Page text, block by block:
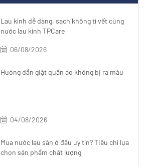
Lau kính dễ dàng, sạch không tì vết cùng
nước lau kính TPCare
06/08/2026
Hướng dẫn giặt quần áo không bị ra màu
04/08/2026
Mua nước lau sàn ở đâu uy tín? Tiêu chí lựa
chọn sản phẩm chất lượng